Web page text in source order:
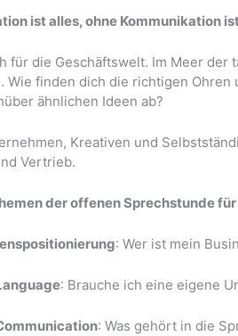
ist alles, ohne Kommunikation
für die Geschäftswelt. Im Meer
Wie finden dich die richtigen
ähnlichen Ideen ab?
Kreativen und
Vertrieb.
der offenen Sprechstunde
: Wer ist mein
: Brauche ich eine eigene
: Was gehört in die